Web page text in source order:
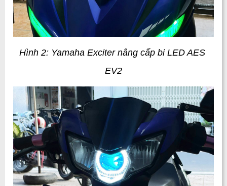
Hình 2: Yamaha Exciter nâng cấp bi LED AES
EV2